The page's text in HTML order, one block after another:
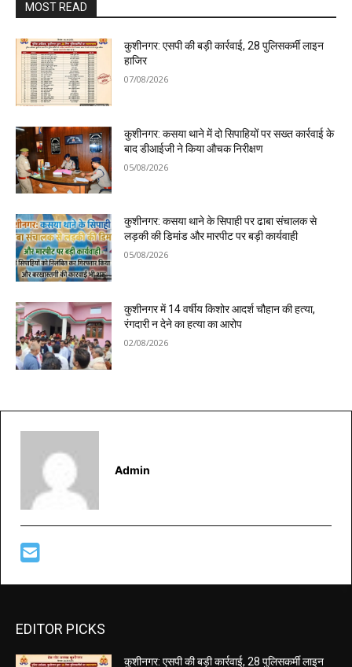
MOST READ
कुशीनगर: एसपी की बड़ी कार्रवाई, 28 पुलिसकर्मी लाइन
हाजिर
07/08/2026
कुशीनगर: कसया थाने में दो सिपाहियों पर सख्त कार्रवाई के
बाद डीआईजी ने किया औचक निरीक्षण
05/08/2026
कुशीनगर: कसया थाने के सिपाही पर ढाबा संचालक से
लड़की की डिमांड और मारपीट पर बड़ी कार्यवाही
05/08/2026
कुशीनगर में 14 वर्षीय किशोर आदर्श चौहान की हत्या,
रंगदारी न देने का हत्या का आरोप
02/08/2026
Admin
EDITOR PICKS
कुशीनगर: एसपी की बड़ी कार्रवाई, 28 पुलिसकर्मी लाइन